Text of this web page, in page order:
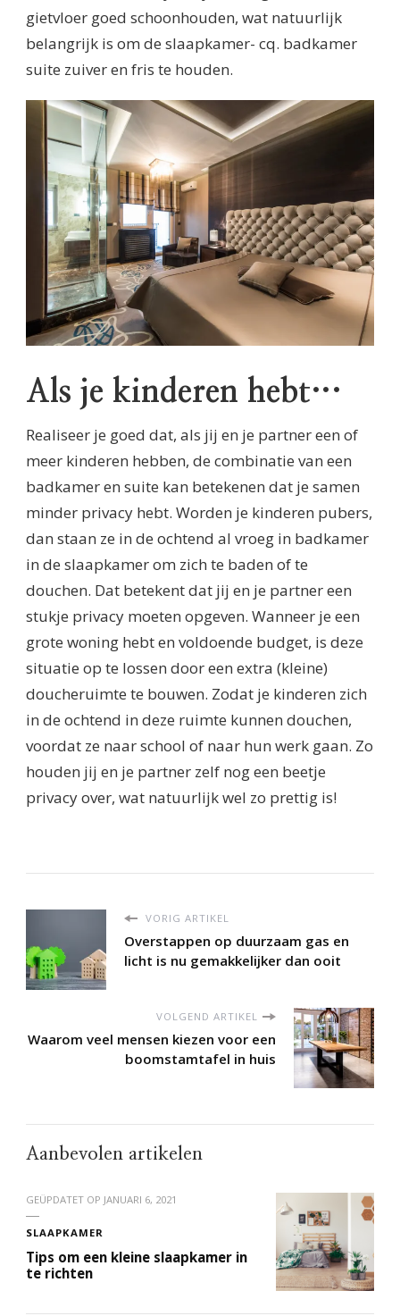
gietvloer goed schoonhouden, wat natuurlijk
belangrijk is om de slaapkamer- cq. badkamer
suite zuiver en fris te houden.
Als je kinderen hebt…
Realiseer je goed dat, als jij en je partner een of
meer kinderen hebben, de combinatie van een
badkamer en suite kan betekenen dat je samen
minder privacy hebt. Worden je kinderen pubers,
dan staan ze in de ochtend al vroeg in badkamer
in de slaapkamer om zich te baden of te
douchen. Dat betekent dat jij en je partner een
stukje privacy moeten opgeven. Wanneer je een
grote woning hebt en voldoende budget, is deze
situatie op te lossen door een extra (kleine)
doucheruimte te bouwen. Zodat je kinderen zich
in de ochtend in deze ruimte kunnen douchen,
voordat ze naar school of naar hun werk gaan. Zo
houden jij en je partner zelf nog een beetje
privacy over, wat natuurlijk wel zo prettig is!
VORIG ARTIKEL
Overstappen op duurzaam gas en
licht is nu gemakkelijker dan ooit
VOLGEND ARTIKEL
Waarom veel mensen kiezen voor een
boomstamtafel in huis
Aanbevolen artikelen
GEÜPDATET OP JANUARI 6, 2021
SLAAPKAMER
Tips om een kleine slaapkamer in
te richten